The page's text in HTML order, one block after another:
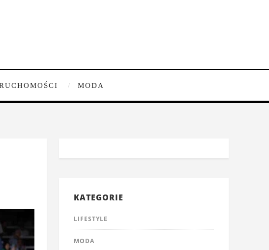
MODA
KATEGORIE
LIFESTYLE
MODA